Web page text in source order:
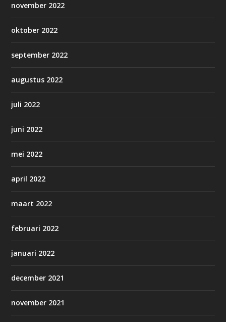
november 2022
oktober 2022
september 2022
augustus 2022
juli 2022
juni 2022
mei 2022
april 2022
maart 2022
februari 2022
januari 2022
december 2021
november 2021